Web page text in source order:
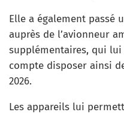
Elle a également passé
auprès de l’avionneur
supplémentaires, qui lui
compte disposer ainsi
2026.
Les appareils lui